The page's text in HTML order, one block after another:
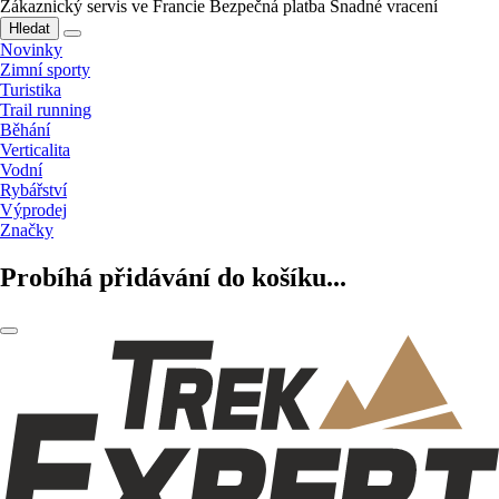
Zákaznický servis ve Francie Bezpečná platba Snadné vracení
Hledat
Novinky
Zimní sporty
Turistika
Trail running
Běhání
Verticalita
Vodní
Rybářství
Výprodej
Značky
Probíhá přidávání do košíku...